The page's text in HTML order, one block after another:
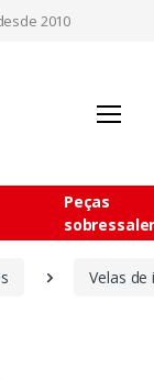
2010
Peças
Velas de